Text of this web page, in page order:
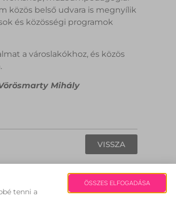
közös belső udvara is megnyílik
és közösségi programok
a városlakókhoz, és közös
Mihály
VISSZA
Fehérvári Hírek | Copyright 2008
Impresszum
tenni a
ÖSSZES ELFOGADÁSA